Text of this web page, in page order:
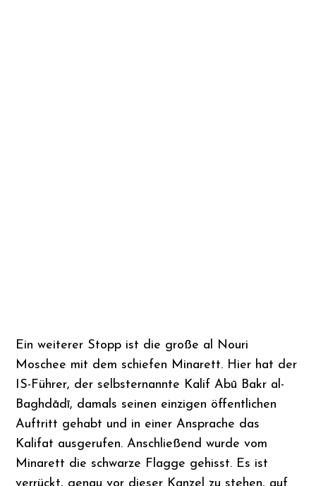
Ein weiterer Stopp ist die große al Nouri
Moschee mit dem schiefen Minarett. Hier hat der
IS-Führer, der selbsternannte Kalif Abū Bakr al-
Baghdādī, damals seinen einzigen öffentlichen
Auftritt gehabt und in einer Ansprache das
Kalifat ausgerufen. Anschließend wurde vom
Minarett die schwarze Flagge gehisst. Es ist